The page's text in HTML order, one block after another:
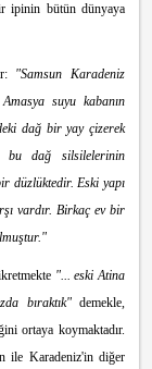
ipinin bütün dünyaya
"Samsun Karadeniz
suyu kabanın
dağ bir yay çizerek
bu dağ silsilelerinin
düzlüktedir. Eski yapı
vardır. Birkaç ev bir
"... eski Atina
bıraktık" demekle,
ortaya koymaktadır.
ile Karadeniz'in diğer